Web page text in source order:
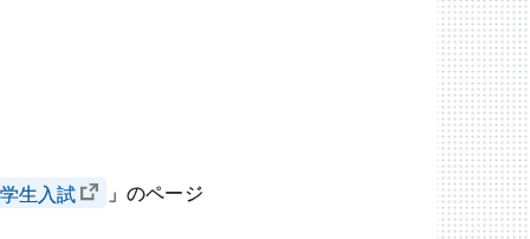
生入試 」のページ